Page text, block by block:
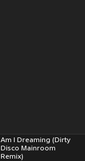
Am I Dreaming (Dirty
Disco Mainroom
Remix)